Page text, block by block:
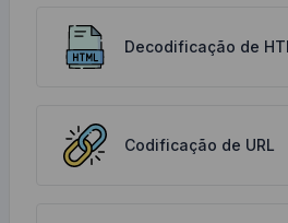
Decodificação de
Codificação de URL